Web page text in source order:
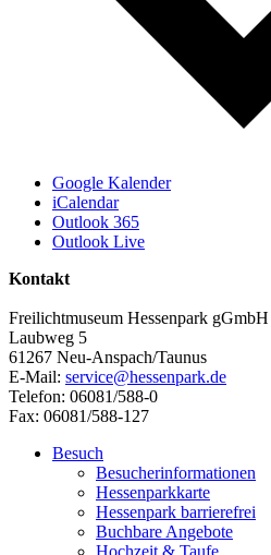
Google Kalender
iCalendar
Outlook 365
Outlook Live
Kontakt
Freilichtmuseum Hessenpark gGmbH
Laubweg 5
61267 Neu-Anspach/Taunus
E-Mail: service@hessenpark.de
Telefon: 06081/588-0
Fax: 06081/588-127
Besuch
Besucherinformationen
Hessenparkkarte
Hessenpark barrierefrei
Buchbare Angebote
Hochzeit & Taufe